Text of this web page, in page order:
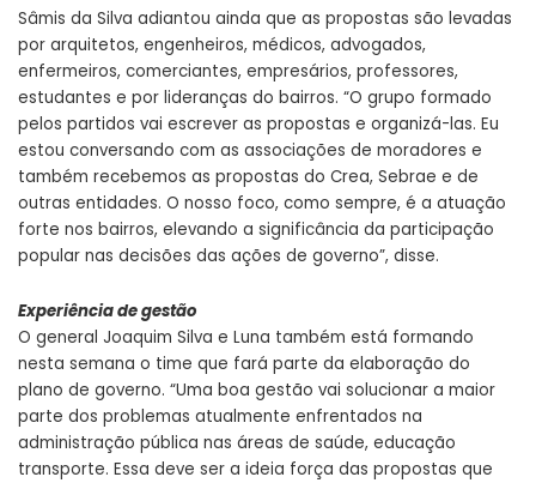
Sâmis da Silva adiantou ainda que as propostas são levadas
por arquitetos, engenheiros, médicos, advogados,
enfermeiros, comerciantes, empresários, professores,
estudantes e por lideranças do bairros. “O grupo formado
pelos partidos vai escrever as propostas e organizá-las. Eu
estou conversando com as associações de moradores e
também recebemos as propostas do Crea, Sebrae e de
outras entidades. O nosso foco, como sempre, é a atuação
forte nos bairros, elevando a significância da participação
popular nas decisões das ações de governo”, disse.
Experiência de gestão
O general Joaquim Silva e Luna também está formando
nesta semana o time que fará parte da elaboração do
plano de governo. “Uma boa gestão vai solucionar a maior
parte dos problemas atualmente enfrentados na
administração pública nas áreas de saúde, educação
transporte. Essa deve ser a ideia força das propostas que